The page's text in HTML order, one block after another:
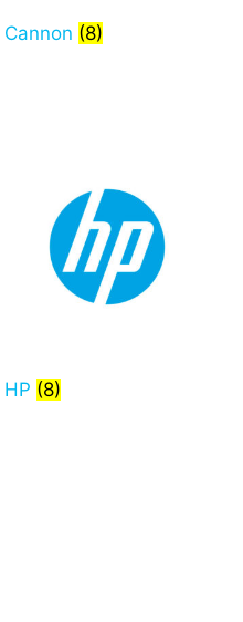
Cannon (8)
HP (8)